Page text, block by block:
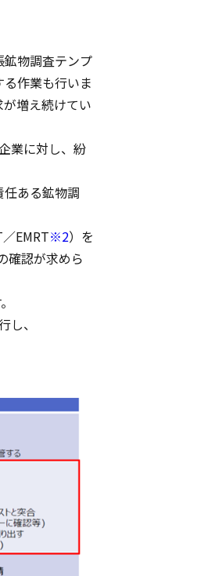
物調査テンプ
作業も行いま
増え続けてい
業に対し、紛
ある鉱物調
EMRT※2）を
確認が求めら
、